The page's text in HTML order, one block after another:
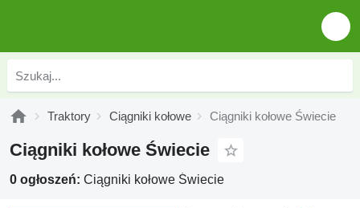
Traktory Ciągniki kołowe Ciągniki kołowe Świecie
Ciągniki kołowe Świecie
0 ogłoszeń: Ciągniki kołowe Świecie